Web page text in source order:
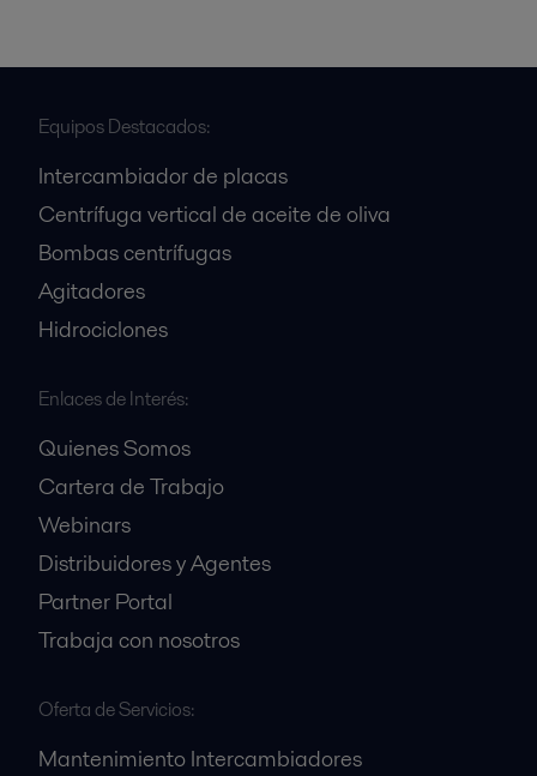
Equipos Destacados:
Intercambiador de placas
Centrífuga vertical de aceite de oliva
Bombas centrífugas
Agitadores
Hidrociclones
Enlaces de Interés:
Quienes Somos
Cartera de Trabajo
Webinars
Distribuidores y Agentes
Partner Portal
Trabaja con nosotros
Oferta de Servicios:
Mantenimiento Intercambiadores